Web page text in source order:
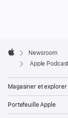
à
T
h
Footer

Apple
Newsroom
Apple Podcasts
Magasiner et explorer
Portefeuille Apple